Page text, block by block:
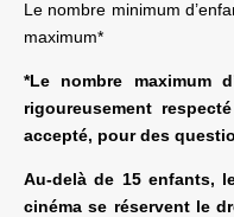
Le nombre minimum
maximum*
*Le nombre maximum
rigoureusement
accepté, pour des
Au-delà de 15 enfants,
cinéma se réservent le